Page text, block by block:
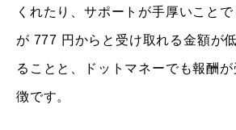
くれたり、サポートが手厚いこと
が 777 円からと受け取れる金額が
ることと、ドットマネーでも報酬
徴です。